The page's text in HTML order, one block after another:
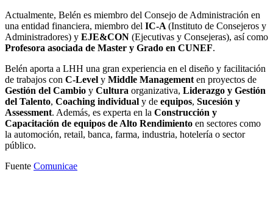
Actualmente, Belén es miembro del Consejo de Administración en
una entidad financiera, miembro del IC-A (Instituto de Consejeros y
Administradores) y EJE&CON (Ejecutivas y Consejeras), así como
Profesora asociada de Master y Grado en CUNEF.
Belén aporta a LHH una gran experiencia en el diseño y facilitación
de trabajos con C-Level y Middle Management en proyectos de
Gestión del Cambio y Cultura organizativa, Liderazgo y Gestión
del Talento, Coaching individual y de equipos, Sucesión y
Assessment. Además, es experta en la Construcción y
Capacitación de equipos de Alto Rendimiento en sectores como
la automoción, retail, banca, farma, industria, hotelería o sector
público.
Fuente Comunicae